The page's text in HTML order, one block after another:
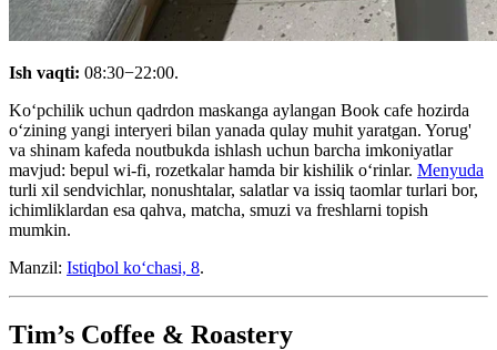
Ish vaqti: 08:30−22:00.
Koʻpchilik uchun qadrdon maskanga aylangan Book cafe hozirda
oʻzining yangi interyeri bilan yanada qulay muhit yaratgan. Yorug'
va shinam kafeda noutbukda ishlash uchun barcha imkoniyatlar
mavjud: bepul wi-fi, rozetkalar hamda bir kishilik oʻrinlar. Menyuda
turli xil sendvichlar, nonushtalar, salatlar va issiq taomlar turlari bor,
ichimliklardan esa qahva, matcha, smuzi va freshlarni topish
mumkin.
Manzil: Istiqbol koʻchasi, 8.
Tim’s Coffee & Roastery